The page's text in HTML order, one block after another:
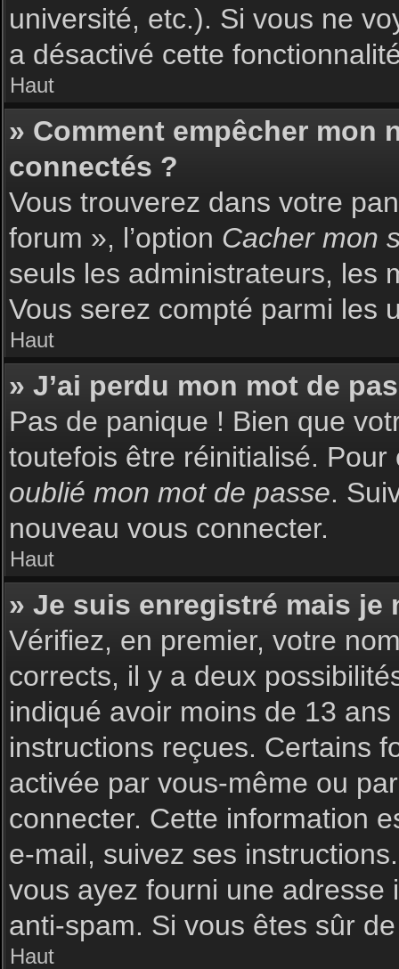
université, etc.). Si vous ne
a désactivé cette
Haut
» Comment empêcher mon
connectés ?
Vous trouverez dans votre
forum », l’option Cacher mon
seuls les administrateurs, les
Vous serez compté parmi les
Haut
» J’ai perdu mon mot de
Pas de panique ! Bien que
toutefois être réinitialisé.
oublié mon mot de passe.
nouveau vous connecter.
Haut
» Je suis enregistré mais je
Vérifiez, en premier, votre
corrects, il y a deux
indiqué avoir moins de 13
instructions reçues. Certains
activée par vous-même ou
connecter. Cette information
e-mail, suivez ses
vous ayez fourni une adresse
anti-spam. Si vous êtes sûr
Haut